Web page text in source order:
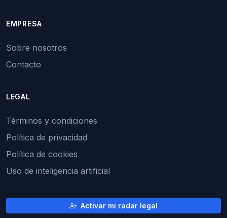
EMPRESA
Sobre nosotros
Contacto
LEGAL
Términos y condiciones
Política de privacidad
Política de cookies
Uso de inteligencia artificial
Activar mi radar legal